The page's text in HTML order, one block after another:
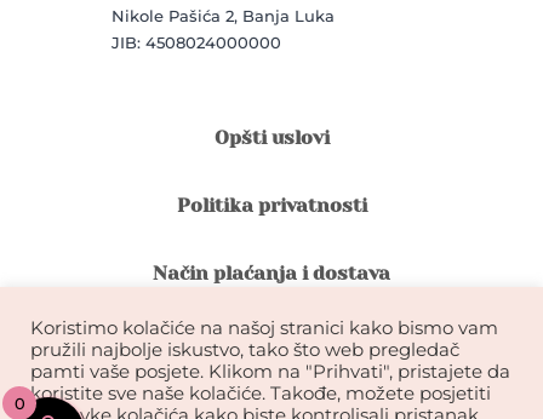
Nikole Pašića 2, Banja Luka
JIB: 4508024000000
Opšti uslovi
Politika privatnosti
Način plaćanja i dostava
Reklamacije i povrat robe
Garancija na kvalitet ekstenzija
Koristimo kolačiće na našoj stranici kako bismo vam
pružili najbolje iskustvo, tako što web pregledač
pamti vaše posjete. Klikom na "Prihvati", pristajete da
koristite sve naše kolačiće. Takođe, možete posjetiti
0